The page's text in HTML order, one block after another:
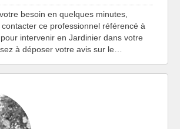
besoin en quelques minutes,
ce professionnel référencé à
intervenir en Jardinier dans votre
à déposer votre avis sur le…